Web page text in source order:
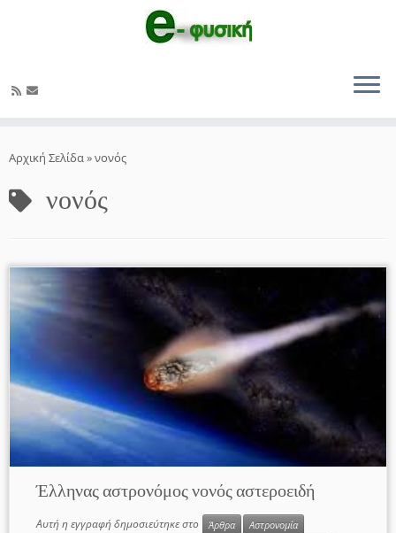
στο
Αρχική Σελίδα»νονός
νονός
Έλληνας αστρονόμος νονός αστεροειδή
Αυτή η εγγραφή δημοσιεύτηκε στο Άρθρα
Αστρονομία